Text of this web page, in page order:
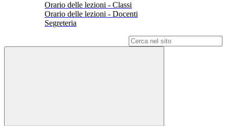
Orario delle lezioni - Classi
Orario delle lezioni - Docenti
Segreteria